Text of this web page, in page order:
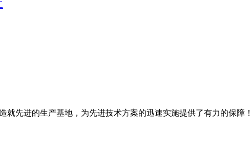
就先进的生产基地，为先进技术方案的迅速实施提供了有力的保障！